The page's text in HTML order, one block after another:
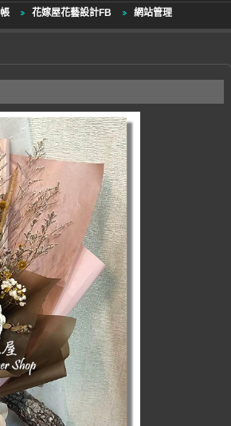
花嫁屋花藝設計FB 網站管理